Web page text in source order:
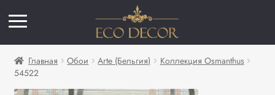
Главная Обои Arte (Бельгия)
Коллекция Osmanthus
54522